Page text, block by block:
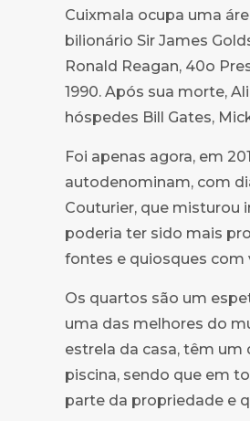
Cuixmala ocupa uma
bilionário Sir James
Ronald Reagan, 40o
1990. Após sua morte,
hóspedes Bill Gates,
Foi apenas agora, em
autodenominam, com
Couturier, que misturou
poderia ter sido mais
fontes e quiosques com
Os quartos são um
uma das melhores do
estrela da casa, têm um
piscina, sendo que em
parte da propriedade e